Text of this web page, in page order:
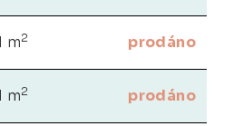
m2 prodáno
m2 prodáno